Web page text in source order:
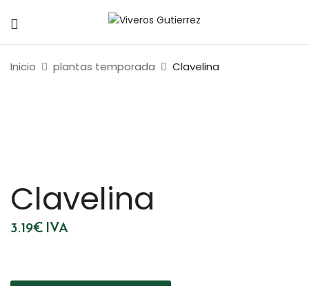
Inicio plantas temporada Clavelina
Clavelina
3.19€ IVA